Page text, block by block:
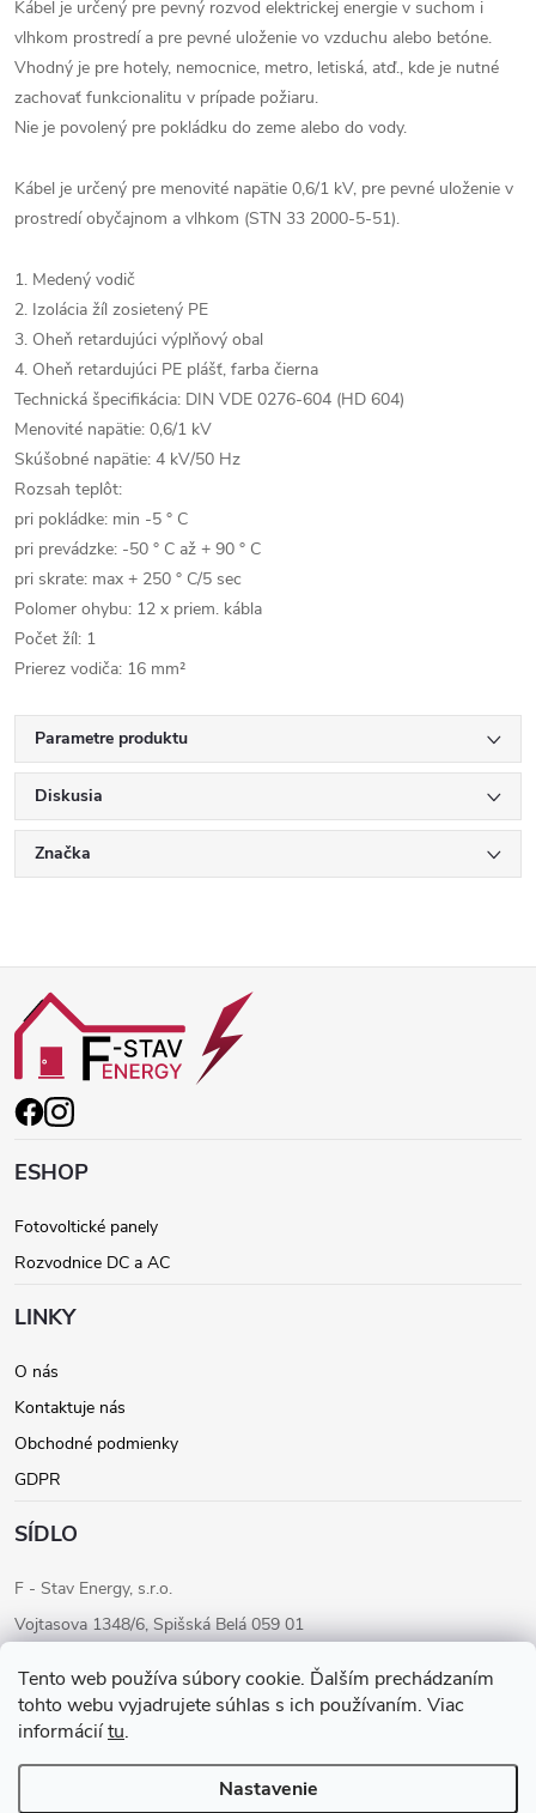
Tento web používa súbory cookie. Ďalším prechádzaním
tohto webu vyjadrujete súhlas s ich používaním. Viac
informáciítu.
Nastavenie
Kábel je určený pre pevný rozvod elektrickej energie v suchom i
vlhkom prostredí a pre pevné uloženie vo vzduchu alebo betóne.
Vhodný je pre hotely, nemocnice, metro, letiská, atď., kde je nutné
zachovať funkcionalitu v prípade požiaru.
Nie je povolený pre pokládku do zeme alebo do vody.
Kábel je určený pre menovité napätie 0,6/1 kV, pre pevné uloženie v
prostredí obyčajnom a vlhkom (STN 33 2000-5-51).
1. Medený vodič
2. Izolácia žíl zosietený PE
3. Oheň retardujúci výplňový obal
4. Oheň retardujúci PE plášť, farba čierna
Technická špecifikácia: DIN VDE 0276-604 (HD 604)
Menovité napätie: 0,6/1 kV
Skúšobné napätie: 4 kV/50 Hz
Rozsah teplôt:
pri pokládke: min -5 ° C
pri prevádzke: -50 ° C až + 90 ° C
pri skrate: max + 250 ° C/5 sec
Polomer ohybu: 12 x priem. kábla
Počet žíl: 1
Prierez vodiča: 16 mm²
Parametre produktu
Diskusia
Značka
á
p
ä
e
ESHOP
Fotovoltické panely
Rozvodnice DC a AC
LINKY
O nás
Kontaktuje nás
Obchodné podmienky
GDPR
SÍDLO
F - Stav Energy, s.r.o.
Vojtasova 1348/6, Spišská Belá 059 01
IČ DPH: SK2023283680
Konateľ: Ondrej Fudaly
Tel: +421 911 565 363